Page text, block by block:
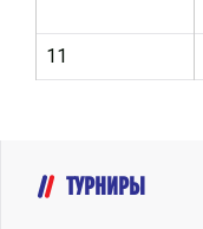
11
ТУРНИРЫ